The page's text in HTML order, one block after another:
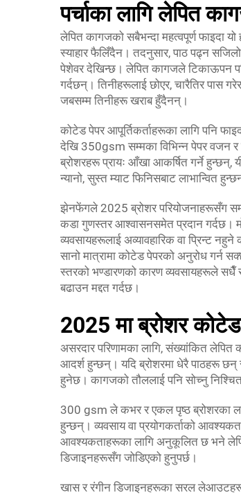
पर्चाका लागि लेपित
लेपित कागजको सबैभन्दा महत्वपूर्ण फाइदा
स्याहार फैलिँदैन। तदनुसार, पाठ पढ्न
पेशेवर देखिन्छ। लेपित कागजले टिकाऊपन
गर्दछन्। तिनीहरूलाई छोएर, चारैतिर पास
जबसम्म तिनीहरू खराब हुँदैनन्।
कोटेड पेपर आपूर्तिकर्ताहरूका लागि पनि
देखि 350gsm सम्मका विभिन्न पेपर वजन
ब्रोशरहरू प्रायः आँखा आकर्षित गर्ने
न्यानो, सुस्त म्याट फिनिसबाट लाभान्वित
झेनफेंगले 2025 ब्रोशर परियोजनाहरूसँग
कडा गुणस्तर आश्वासनसमेत प्रदान गर्दछ।
व्यवसायहरूलाई अव्यावहारिक वा प्रिन्ट
सानो मात्रामा कोटेड पेपरको अनुरोध गर्न
स्तरको भण्डारणको कारण व्यवसायहरूले सधैँ
बढाउन मद्दत गर्दछ।
2025 मा ब्रोशर कोटेड
असरदार परिणामका लागि, संख्यांकित लेपित
आदर्श हुन्छन्। यदि ब्रोशरमा धेरै पाठहरू छन्
हुनेछ। कागजको तौललाई पनि सोच्नु निश्चित
300 gsm ले कभर र एकल पृष्ठ ब्रोशरका
हुन्छन्। व्यवसाय वा प्रयोगकर्ताको
आवश्यकताहरूका लागि अनुकूलित छ भने लेपित
डिजाइनहरूसँग जोडिएको हुनुपर्छ।
खास र रंगीन डिजाइनहरूका सरल लेआउटहरू